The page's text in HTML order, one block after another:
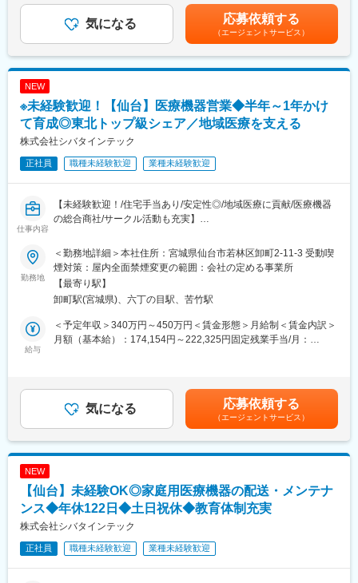
ますので、商品や使い方の知識を自発的に習得する必要がありま
すが、上記のようなサポートがあるため安心です。
宅に設置。
・説明業務：患者・家族・介護スタッフに操作方法、注意点、緊
・トラブル対応：機器故障や不具合発生時の迅速な対応。
・回収業務：患者が機器を離脱した際の機器・ボンベ回収。
対し誠実で丁寧な対応が求められます。
■育成体制
有）、メーカー勉強会など有。
・お客様のご家庭訪問時には先輩社員が慣れるまで同行するた
め、安心して挑戦できる環境です。
お客様宅で急を要する事態が発生した場合は当番制にて対応を進
めます。
った場合に対応しきれなければ上長にて対応となるため、安心し
て勤務可能です。
・医薬品、医療機器、事務用品等をそれぞれ取り扱う専業商社が
合力を強みとして、どのような形でお客様のお役に立てるのかを
意識し、安心・安全を強化して、付加価値をお届けすることを最
大の目標としています。扱う商材も幅広く、お客様の課題やニー
ズに沿ったご提案が可能です。
変更の範囲：会社の定める業務
年収はあくまでも目安の金額であり、選考を通じて上下する可能
性があります。※固定残業金額は給与によって異なります。■昇
給：年1回■賞与：年2回（昨年実績：3カ月以上）賃金はあくまで
も目安の金額であり、選考を通じて上下する可能性があります。
月給(月額)は固定手当を含めた表記です。
気になる 応募依頼する
（エージェントサービス）
NEW
※未経験歓迎！【仙台】医療機器営業◆半年～1年かけ
て育成◎東北トップ級シェア／地域医療を支える
株式会社シバタインテック
正社員 職種未経験歓迎 業種未経験歓迎
仕事内容
【未経験歓迎！/住宅手当あり/安定性◎/地域医療に貢献/医療機器
の総合商社/サークル活動も充実】
■業務概要：
東北地方にて医療用品の販売を行っている同社にて、医療機関の
医師・看護師などの方々に向けて、医療機器の提案・販売を行い
ます。
はじめはマスク、注射針、ガーゼなどの消耗品からスタートし、
将来的には新病院の立ち上げタイミングや大型の医療機器の導入
のタイミングでMRIなどの提案も行って頂きます。地域の医療に
医療現場向けのメディカル事業部、臨床検査部門向けのクリニカ
ル部門、開業医向けの営業部門のいずれかに配属可能性がありま
・入社時の導入研修に加え、3か月～最大1年程度は先輩に同行し
OJTで営業先、納品先、商材を覚えていただきます。その間は営
業目標がつかない育成期間となり、仕事を覚えることに集中でき
・メーカー営業の方と同行や勉強会等で製品について覚えていた
勤務地
＜勤務地詳細＞本社住所：宮城県仙台市若林区卸町2-11-3 受動喫
煙対策：屋内全面禁煙変更の範囲：会社の定める事業所
【最寄り駅】
卸町駅(宮城県)、六丁の目駅、苦竹駅
給与
＜予定年収＞340万円～450万円＜賃金形態＞月給制＜賃金内訳＞
月額（基本給）：174,154円～222,325円固定残業手当/月：
年収はあくまでも目安の金額であり、選考を通じて上下する可能
性があります。※固定残業金額は給与によって異なります。■昇
給：年1回■賞与：年2回（昨年実績：3カ月以上）賃金はあくまで
も目安の金額であり、選考を通じて上下する可能性があります。
月給(月額)は固定手当を含めた表記です。
気になる 応募依頼する
（エージェントサービス）
NEW
【仙台】未経験OK◎家庭用医療機器の配送・メンテナ
ンス◆年休122日◆土日祝休◆教育体制充実
株式会社シバタインテック
正社員 職種未経験歓迎 業種未経験歓迎